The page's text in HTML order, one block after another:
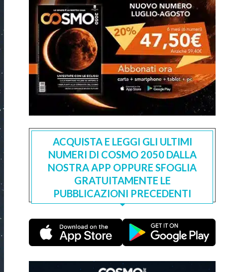
ACQUISTA E LEGGI GLI ULTIMI
NUMERI DI COSMO 2050 DALLA
NOSTRA APP OPPURE SFOGLIA
GRATUITAMENTE LE
PUBBLICAZIONI PRECEDENTI